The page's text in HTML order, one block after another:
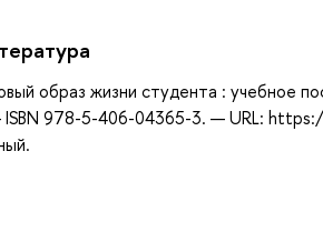
образ жизни студента : учебное
ISBN 978-5-406-04365-3. — URL: